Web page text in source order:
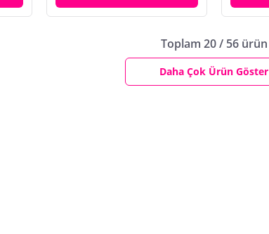
Toplam 20 / 56 ürün
Daha Çok Ürün Göster